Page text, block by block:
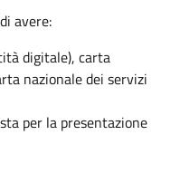
avere:
digitale), carta
nazionale dei servizi
per la presentazione